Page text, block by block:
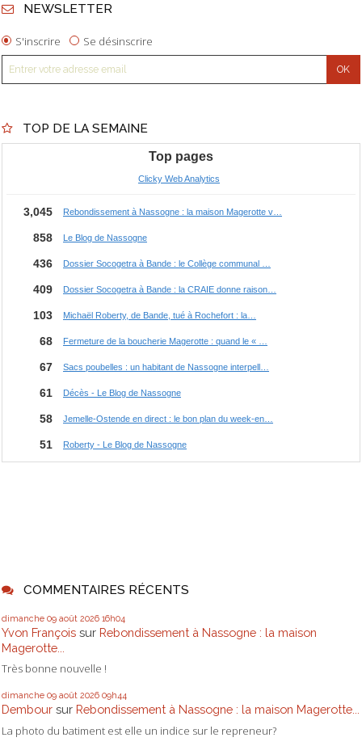
NEWSLETTER
S'inscrire Se désinscrire
TOP DE LA SEMAINE
COMMENTAIRES RÉCENTS
dimanche 09 août 2026 16h04
Yvon François sur Rebondissement à Nassogne : la maison
Magerotte...
Très bonne nouvelle !
dimanche 09 août 2026 09h44
Dembour sur Rebondissement à Nassogne : la maison Magerotte...
La photo du batiment est elle un indice sur le repreneur?